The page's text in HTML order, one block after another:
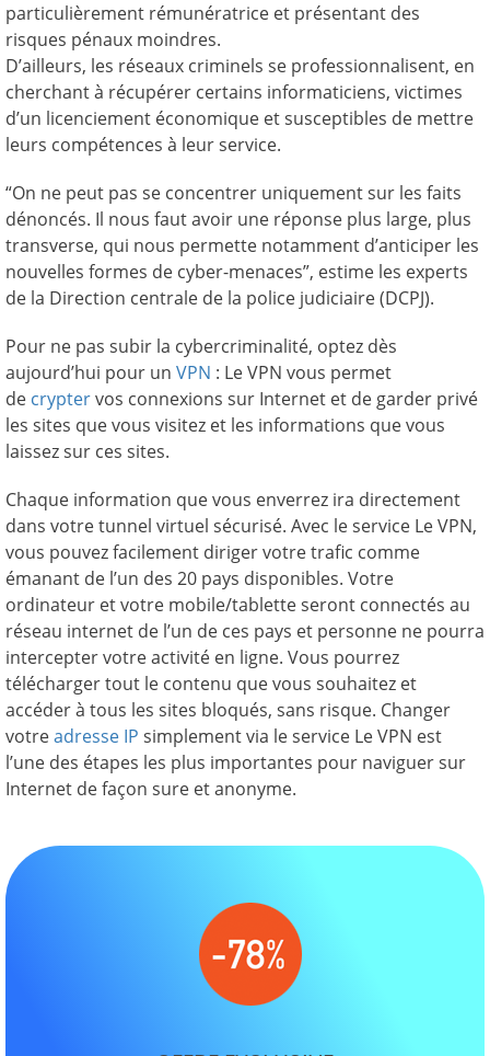
particulièrement rémunératrice et présentant des
risques pénaux moindres.
D’ailleurs, les réseaux criminels se professionnalisent, en
cherchant à récupérer certains informaticiens, victimes
d’un licenciement économique et susceptibles de mettre
leurs compétences à leur service.
“On ne peut pas se concentrer uniquement sur les faits
dénoncés. Il nous faut avoir une réponse plus large, plus
transverse, qui nous permette notamment d’anticiper les
nouvelles formes de cyber-menaces”, estime les experts
de la Direction centrale de la police judiciaire (DCPJ).
Pour ne pas subir la cybercriminalité, optez dès
aujourd’hui pour un VPN : Le VPN vous permet
de cryptervos connexions sur Internet et de garder privé
les sites que vous visitez et les informations que vous
laissez sur ces sites.
Chaque information que vous enverrez ira directement
dans votre tunnel virtuel sécurisé. Avec le service Le VPN,
vous pouvez facilement diriger votre trafic comme
émanant de l’un des 20 pays disponibles. Votre
ordinateur et votre mobile/tablette seront connectés au
réseau internet de l’un de ces pays et personne ne pourra
intercepter votre activité en ligne. Vous pourrez
télécharger tout le contenu que vous souhaitez et
accéder à tous les sites bloqués, sans risque. Changer
votreadresse IP simplement via le service Le VPN est
l’une des étapes les plus importantes pour naviguer sur
Internet de façon sure et anonyme.